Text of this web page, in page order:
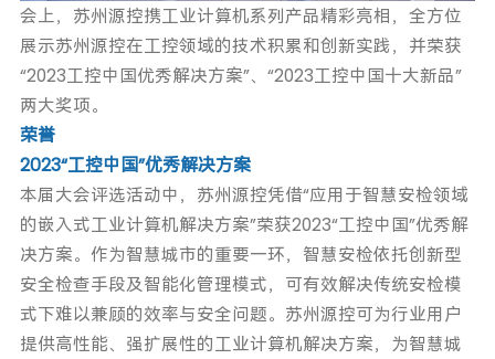
会上，苏州源控携工业计算机系列产品精彩亮相，全方位
展示苏州源控在工控领域的技术积累和创新实践，并荣获
“2023工控中国优秀解决方案”、“2023工控中国十大新品”
两大奖项。
荣誉
2023“工控中国”优秀解决方案
本届大会评选活动中，苏州源控凭借“应用于智慧安检领域
的嵌入式工业计算机解决方案”荣获2023“工控中国”优秀解
决方案。作为智慧城市的重要一环，智慧安检依托创新型
安全检查手段及智能化管理模式，可有效解决传统安检模
式下难以兼顾的效率与安全问题。苏州源控可为行业用户
提供高性能、强扩展性的工业计算机解决方案，为智慧城